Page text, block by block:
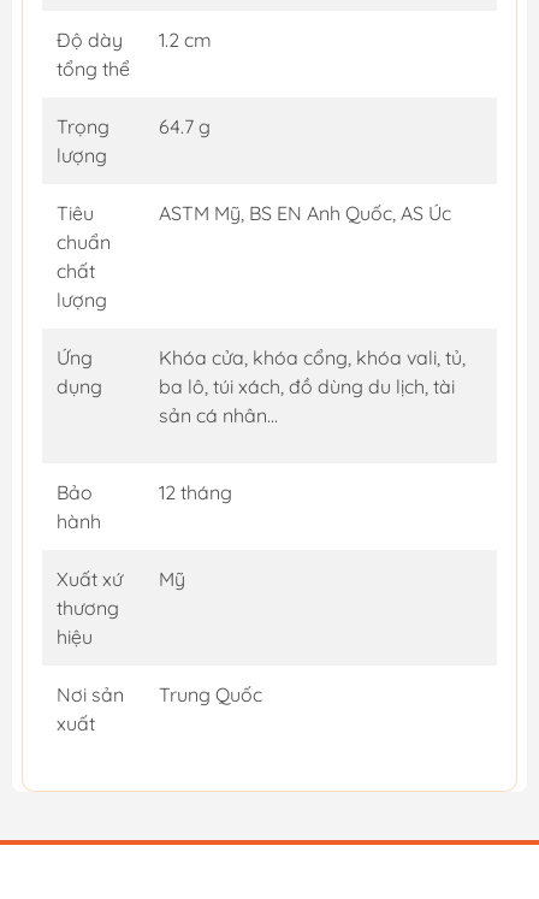
Độ dày
tổng thể
1.2 cm
Trọng
lượng
64.7 g
Tiêu
chuẩn
chất
lượng
ASTM Mỹ, BS EN Anh Quốc, AS Úc
Ứng
dụng
Khóa cửa, khóa cổng, khóa vali, tủ,
ba lô, túi xách, đồ dùng du lịch, tài
sản cá nhân...
Bảo
hành
12 tháng
Xuất xứ
thương
hiệu
Mỹ
Nơi sản
xuất
Trung Quốc